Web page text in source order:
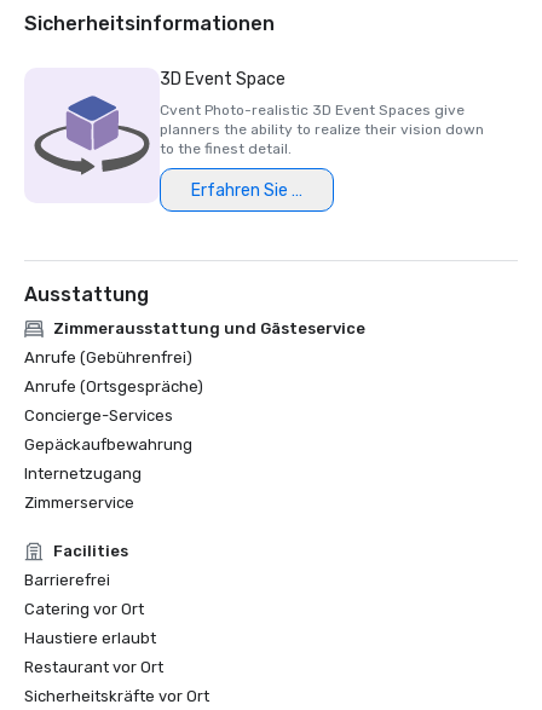
Sicherheitsinformationen
3D Event Space
Cvent Photo-realistic 3D Event Spaces give
planners the ability to realize their vision down
to the finest detail.
Erfahren Sie mehr
Ausstattung
Zimmerausstattung und Gästeservice
Anrufe (Gebührenfrei)
Anrufe (Ortsgespräche)
Concierge-Services
Gepäckaufbewahrung
Internetzugang
Zimmerservice
Facilities
Barrierefrei
Catering vor Ort
Haustiere erlaubt
Restaurant vor Ort
Sicherheitskräfte vor Ort